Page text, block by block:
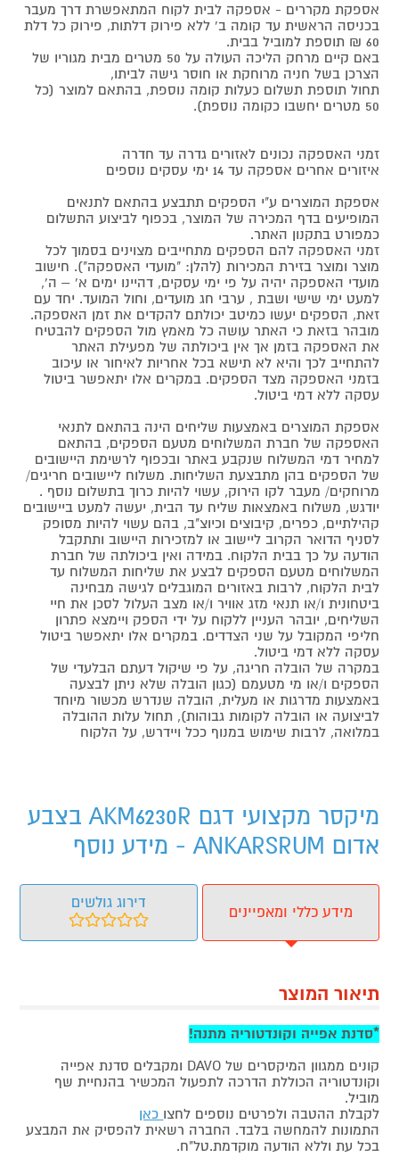
אספקת מקררים - אספקה לבית לקוח המתאפשרת דרך מעבר
בכניסה הראשית עד קומה ב' ללא פירוק דלתות, פירוק כל דלת
60 ₪ תוספת למוביל בבית.
באם קיים מרחק הליכה העולה על 50 מטרים מבית מגוריו של
הצרכן בשל חניה מרוחקת או חוסר גישה לביתו,
תחול תוספת תשלום כעלות קומה נוספת, בהתאם למוצר (כל
50 מטרים יחשבו כקומה נוספת).
זמני האספקה נכונים לאזורים גדרה עד חדרה
איזורים אחרים אספקה עד 14 ימי עסקים נוספים
אספקת המוצרים ע"י הספקים תתבצע בהתאם לתנאים
המופיעים בדף המכירה של המוצר, בכפוף לביצוע התשלום
כמפורט בתקנון האתר.
זמני האספקה להם הספקים מתחייבים מצוינים בסמוך לכל
מוצר ומוצר בזירת המכירות (להלן: "מועדי האספקה"). חישוב
מועדי האספקה יהיה על פי ימי עסקים, דהיינו ימים א' – ה',
למעט ימי שישי ושבת , ערבי חג מועדים, וחול המועד. יחד עם
זאת, הספקים יעשו כמיטב יכולתם להקדים את זמן האספקה.
מובהר בזאת כי האתר עושה כל מאמץ מול הספקים להבטיח
את האספקה בזמן אך אין ביכולתה של מפעילת האתר
להתחייב לכך והיא לא תישא בכל אחריות לאיחור או עיכוב
בזמני האספקה מצד הספקים. במקרים אלו יתאפשר ביטול
עסקה ללא דמי ביטול.
אספקת המוצרים באמצעות שליחים הינה בהתאם לתנאי
האספקה של חברת המשלוחים מטעם הספקים, בהתאם
למחיר דמי המשלוח שנקבע באתר ובכפוף לרשימת היישובים
של הספקים בהן מתבצעת השליחות. משלוח ליישובים חריגים/
מרוחקים/ מעבר לקו הירוק, עשוי להיות כרוך בתשלום נוסף .
יודגש, משלוח באמצאות שליח עד הבית, יעשה למעט ביישובים
קהילתיים, כפרים, קיבוצים וכיוצ"ב, בהם עשוי להיות מסופק
לסניף הדואר הקרוב ליישוב או למזכירות היישוב ותתקבל
הודעה על כך בבית הלקוח. במידה ואין ביכולתה של חברת
המשלוחים מטעם הספקים לבצע את שליחות המשלוח עד
לבית הלקוח, לרבות באזורים המוגבלים לגישה מבחינה
ביטחונית ו/או תנאי מזג אוויר ו/או מצב העלול לסכן את חיי
השליחים, יובהר העניין ללקוח על ידי הספק ויימצא פתרון
חליפי המקובל על שני הצדדים. במקרים אלו יתאפשר ביטול
עסקה ללא דמי ביטול.
במקרה של הובלה חריגה, על פי שיקול דעתם הבלעדי של
הספקים ו/או מי מטעמם (כגון הובלה שלא ניתן לבצעה
באמצעות מדרגות או מעלית, הובלה שנדרש מכשור מיוחד
לביצועה או הובלה לקומות גבוהות), תחול עלות ההובלה
במלואה, לרבות שימוש במנוף ככל ויידרש, על הלקוח
מיקסר מקצועי דגם AKM6230R בצבע
אדום ANKARSRUM - מידע נוסף
מידע כללי ומאפיינים
דירוג גולשים
תיאור המוצר
*סדנת אפייה וקונדטוריה מתנה!
קונים ממגוון המיקסרים של DAVO ומקבלים סדנת אפייה
וקונדטוריה הכוללת הדרכה לתפעול המכשיר בהנחיית שף
מוביל.
לקבלת ההטבה ולפרטים נוספים לחצו כאן
התמונות להמחשה בלבד. החברה רשאית להפסיק את המבצע
בכל עת וללא הודעה מוקדמת.טל"ח.